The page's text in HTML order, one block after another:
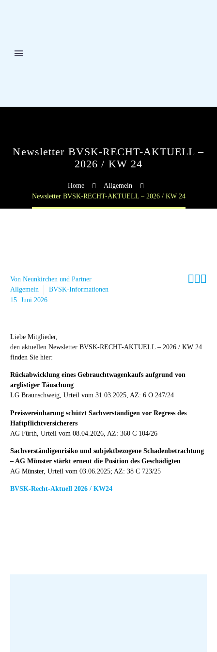
Newsletter BVSK-RECHT-AKTUELL –
2026 / KW 24
Home
Allgemein
Newsletter BVSK-RECHT-AKTUELL – 2026 / KW 24

Von Neunkirchen und Partner
Allgemein
BVSK-Informationen
15. Juni 2026
Liebe Mitglieder,
den aktuellen Newsletter BVSK-RECHT-AKTUELL – 2026 / KW 24
finden Sie hier:
Rückabwicklung eines Gebrauchtwagenkaufs aufgrund von
arglistiger Täuschung
LG Braunschweig, Urteil vom 31.03.2025, AZ: 6 O 247/24
Preisvereinbarung schützt Sachverständigen vor Regress des
Haftpflichtversicherers
AG Fürth, Urteil vom 08.04.2026, AZ: 360 C 104/26
Sachverständigenrisiko und subjektbezogene Schadenbetrachtung
– AG Münster stärkt erneut die Position des Geschädigten
AG Münster, Urteil vom 03.06.2025; AZ: 38 C 723/25
BVSK-Recht-Aktuell 2026 / KW24